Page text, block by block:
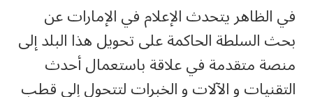
في الظاهر يتحدث الإعلام في الإمارات عن
بحث السلطة الحاكمة على تحويل هذا البلد إلى
منصة متقدمة في علاقة باستعمال أحدث
التقنيات و الآلات و الخبرات لتتحول إلى قطب